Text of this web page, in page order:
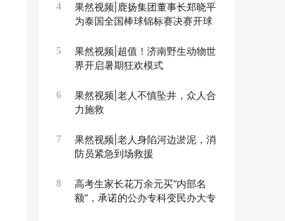
4
果然视频|鹿扬集团董事长郑晓平
为泰国全国棒球锦标赛决赛开球
5
果然视频|超值！济南野生动物世
界开启暑期狂欢模式
6
果然视频|老人不慎坠井，众人合
力施救
7
果然视频|老人身陷河边淤泥，消
防员紧急到场救援
8
高考生家长花万余元买“内部名
额”，承诺的公办专科变民办大专